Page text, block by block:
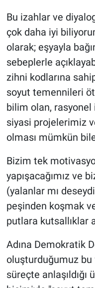
Bu izahlar ve
çok daha iyi
olarak; eşyayla
sebeplerle
zihni kodlarına
soyut temennileri
bilim olan, rasyonel
siyasi projelerimiz
olması mümkün
Bizim tek
yapışacağımız ve
(yalanlar mı
peşinden koşmak
putlara kutsallıklar
Adına Demokratik
oluşturduğumuz
süreçte